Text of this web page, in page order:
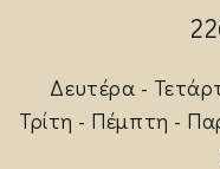
Δευτέρα -
Τρίτη - Πέμπτη -